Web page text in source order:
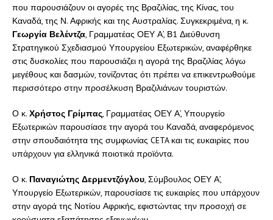
που παρουσιάζουν οι αγορές της Βραζιλίας, της Κίνας, του
Καναδά, της Ν. Αφρικής και της Αυστραλίας. Συγκεκριμένα, η κ.
Γεωργία Βελέντζα , Γραμματέας ΟΕΥ Α’, Β1 Διεύθυνση
Στρατηγικού Σχεδιασμού Υπουργείου Εξωτερικών, αναφέρθηκε
στις δυσκολίες που παρουσιάζει η αγορά της Βραζιλίας λόγω
μεγέθους και δασμών, τονίζοντας ότι πρέπει να επικεντρωθούμε
περισσότερο στην προσέλκυση Βραζιλιάνων τουριστών.
Ο κ. Χρήστος Γρίμπας , Γραμματέας ΟΕΥ Α’, Υπουργείο
Εξωτερικών παρουσίασε την αγορά του Καναδά, αναφερόμενος
στην σπουδαιότητα της συμφωνίας CETA και τις ευκαιρίες που
υπάρχουν για ελληνικά ποιοτικά προϊόντα.
Ο κ. Παναγιώτης Δερμεντζόγλου , Σύμβουλος ΟΕΥ Α’,
Υπουργείο Εξωτερικών, παρουσίασε τις ευκαιρίες που υπάρχουν
στην αγορά της Νοτίου Αφρικής, εφιστώντας την προσοχή σε